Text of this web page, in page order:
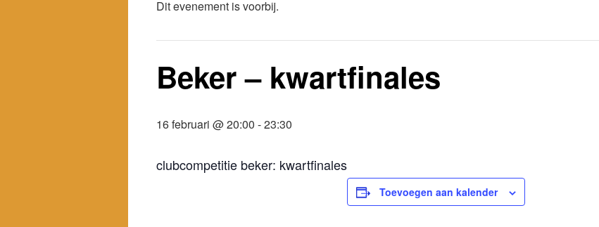
Dit evenement is voorbij.
Beker – kwartfinales
16 februari @ 20:00 -23:30
clubcompetitie beker: kwartfinales
Toevoegen aan kalender